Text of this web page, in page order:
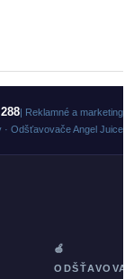
| Reklamné a
Odšťavovače Angel Juicer
🍏